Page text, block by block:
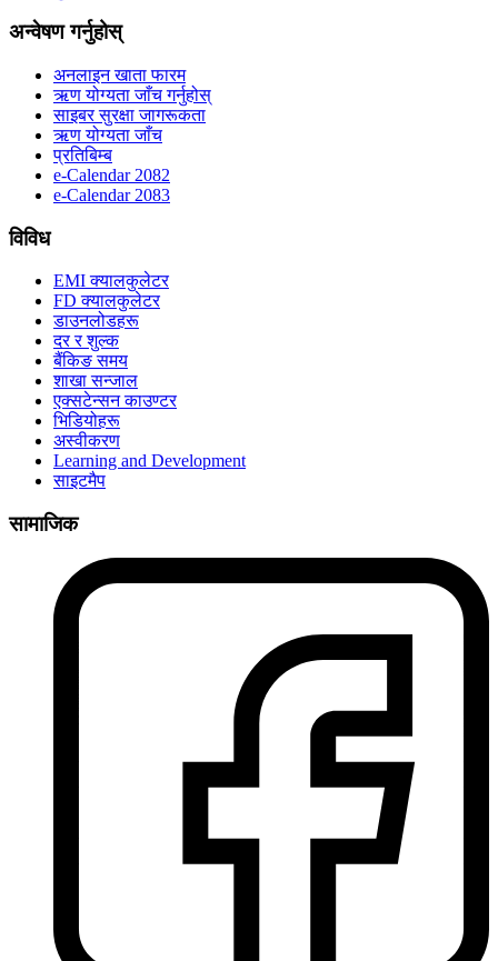
अन्वेषण गर्नुहोस्
अनलाइन खाता फारम
ऋण योग्यता जाँच गर्नुहोस्
साइबर सुरक्षा जागरूकता
ऋण योग्यता जाँच
प्रतिबिम्ब
e-Calendar 2082
e-Calendar 2083
विविध
EMI क्यालकुलेटर
FD क्यालकुलेटर
डाउनलोडहरू
दर र शुल्क
बैंकिङ समय
शाखा सन्जाल
एक्सटेन्सन काउण्टर
भिडियोहरू
अस्वीकरण
Learning and Development
साइटमैप
सामाजिक